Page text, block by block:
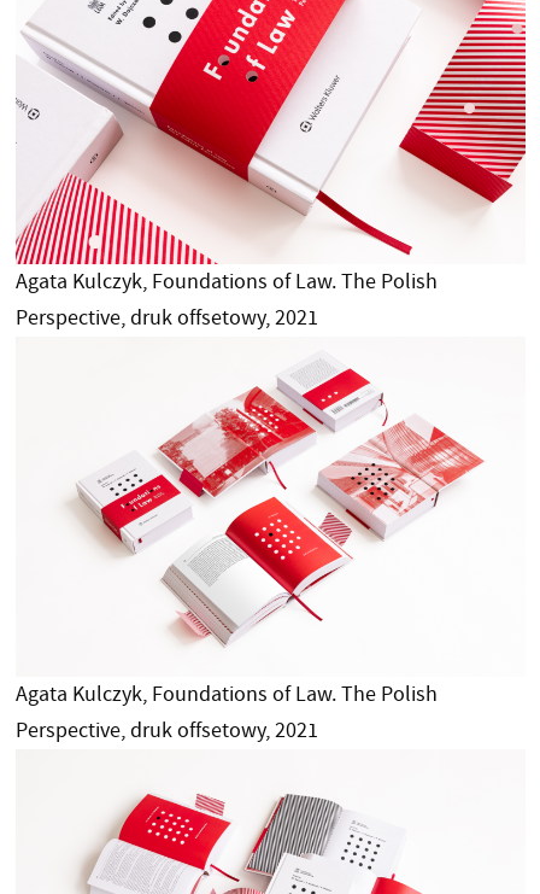
Agata Kulczyk, Foundations of Law. The Polish
Perspective, druk offsetowy, 2021
Agata Kulczyk, Foundations of Law. The Polish
Perspective, druk offsetowy, 2021